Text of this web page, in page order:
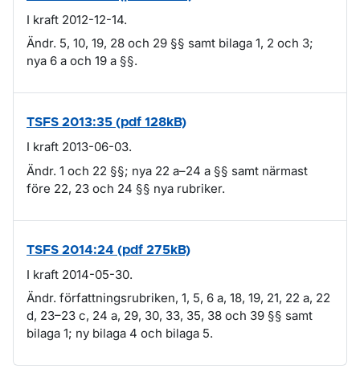
I kraft 2012-12-14.
Ändr. 5, 10, 19, 28 och 29 §§ samt bilaga 1, 2 och 3;
nya 6 a och 19 a §§.
TSFS 2013:35 (pdf 128kB)
I kraft 2013-06-03.
Ändr. 1 och 22 §§; nya 22 a–24 a §§ samt närmast
före 22, 23 och 24 §§ nya rubriker.
TSFS 2014:24 (pdf 275kB)
I kraft 2014-05-30.
Ändr. författningsrubriken, 1, 5, 6 a, 18, 19, 21, 22 a, 22
d, 23–23 c, 24 a, 29, 30, 33, 35, 38 och 39 §§ samt
bilaga 1; ny bilaga 4 och bilaga 5.